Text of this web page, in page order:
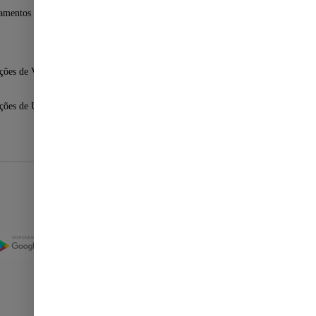
Fast Shop
de Venda
de Uso